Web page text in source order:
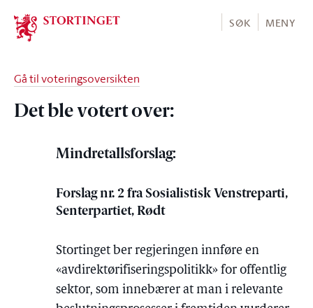
Stortinget.no
SØK MENY
Gå til voteringsoversikten
Det ble votert over:
Mindretallsforslag:
Forslag nr. 2 fra Sosialistisk Venstreparti,
Senterpartiet, Rødt
Stortinget ber regjeringen innføre en
«avdirektørifiseringspolitikk» for offentlig
sektor, som innebærer at man i relevante